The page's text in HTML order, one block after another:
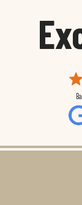
Magnífica
retraso en
magnífico
Gracias de